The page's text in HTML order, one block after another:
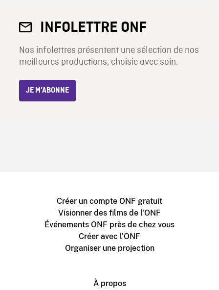
INFOLETTRE ONF
Nos infolettres présentent une sélection de nos
meilleures productions, choisie avec soin.
JE M’ABONNE
Créer un compte ONF gratuit
Visionner des films de l'ONF
Événements ONF près de chez vous
Créer avec l'ONF
Organiser une projection
À propos